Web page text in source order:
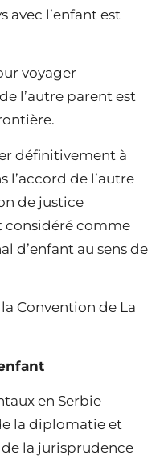
avec l’enfant est
voyager
l’autre parent est
définitivement à
l’accord de l’autre
de justice
considéré comme
d’enfant au sens de
Convention de La
en Serbie
la diplomatie et
la jurisprudence